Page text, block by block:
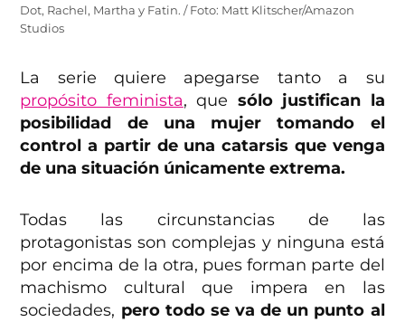
Dot, Rachel, Martha y Fatin. / Foto: Matt Klitscher/Amazon
Studios
La serie quiere apegarse tanto a su
propósito feminista, que sólo justifican la
posibilidad de una mujer tomando el
control a partir de una catarsis que venga
de una situación únicamente extrema.
Todas las circunstancias de las
protagonistas son complejas y ninguna está
por encima de la otra, pues forman parte del
machismo cultural que impera en las
sociedades, pero todo se va de un punto al